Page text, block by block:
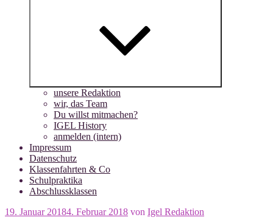
unsere Redaktion
wir, das Team
Du willst mitmachen?
IGEL History
anmelden (intern)
Impressum
Datenschutz
Klassenfahrten & Co
Schulpraktika
Abschlussklassen
Veröffentlicht
19. Januar 20184. Februar 2018 von Igel Redaktion